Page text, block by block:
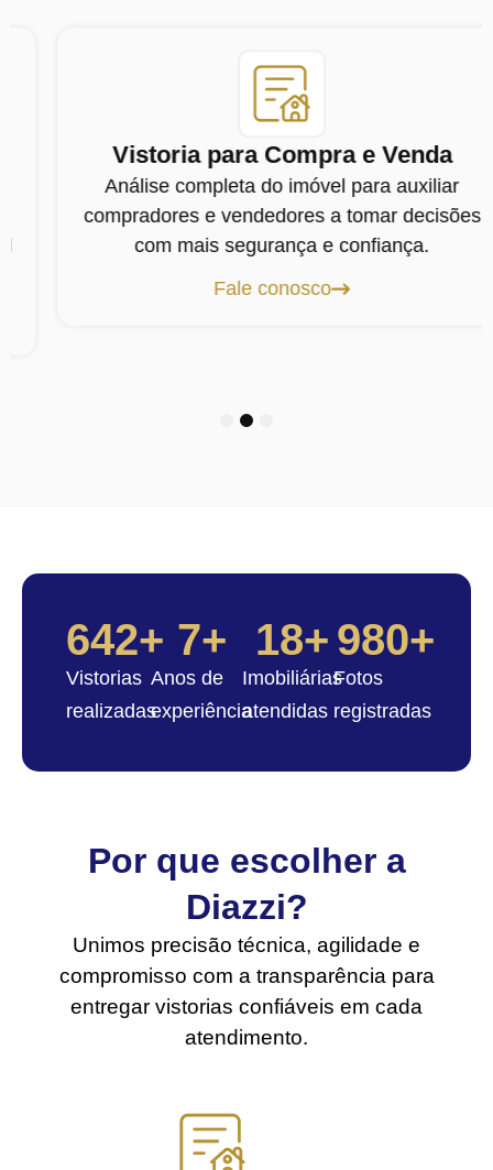
Vistoria para Compra e Venda
Análise completa do imóvel para auxiliar
compradores e vendedores a tomar decisões
com mais segurança e confiança.
Fale conosco
Vistorias
realizadas
642+
Anos de
experiência
7+
Imobiliárias
atendidas
18+
Fotos
registradas
980+
Por que escolher a
Diazzi?
Unimos precisão técnica, agilidade e
compromisso com a transparência para
entregar vistorias confiáveis em cada
atendimento.